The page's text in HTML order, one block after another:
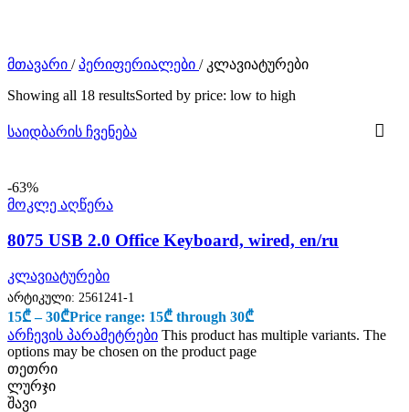
მთავარი / პერიფერიალები / კლავიატურები
Showing all 18 resultsSorted by price: low to high
საიდბარის ჩვენება
-63%
მოკლე აღწერა
8075 USB 2.0 Office Keyboard, wired, en/ru
კლავიატურები
არტიკული: 2561241-1
15₾ – 30₾Price range: 15₾ through 30₾
არჩევის პარამეტრები This product has multiple variants. The
options may be chosen on the product page
თეთრი
ლურჯი
შავი